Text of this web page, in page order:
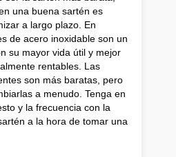
una buena sartén es
a largo plazo. En
de acero inoxidable son un
su mayor vida útil y mejor
rentables. Las
son más baratas, pero
a menudo. Tenga en
y la frecuencia con la
a la hora de tomar una